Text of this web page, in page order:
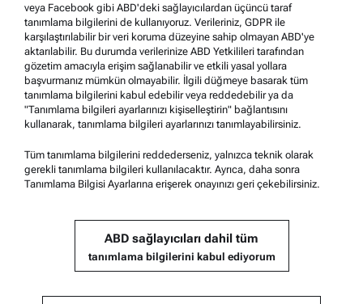
Ürün desteği
Anton Paar Certified Service
Güvenlik beyanı
Anton Paar Technical Centers
Şirket bilgileri
veya Facebook gibi ABD'deki sağlayıcılardan üçüncü taraf
tanımlama bilgilerini de kullanıyoruz. Verileriniz, GDPR ile
karşılaştırılabilir bir veri koruma düzeyine sahip olmayan ABD'ye
aktarılabilir. Bu durumda verilerinize ABD Yetkilileri tarafından
gözetim amacıyla erişim sağlanabilir ve etkili yasal yollara
başvurmanız mümkün olmayabilir. İlgili düğmeye basarak tüm
tanımlama bilgilerini kabul edebilir veya reddedebilir ya da
"Tanımlama bilgileri ayarlarınızı kişiselleştirin" bağlantısını
kullanarak, tanımlama bilgileri ayarlarınızı tanımlayabilirsiniz.
Tüm tanımlama bilgilerini reddederseniz, yalnızca teknik olarak
gerekli tanımlama bilgileri kullanılacaktır. Ayrıca, daha sonra
Tanımlama Bilgisi Ayarlarına erişerek onayınızı geri çekebilirsiniz.
ABD sağlayıcıları dahil tüm
tanımlama bilgilerini kabul ediyorum